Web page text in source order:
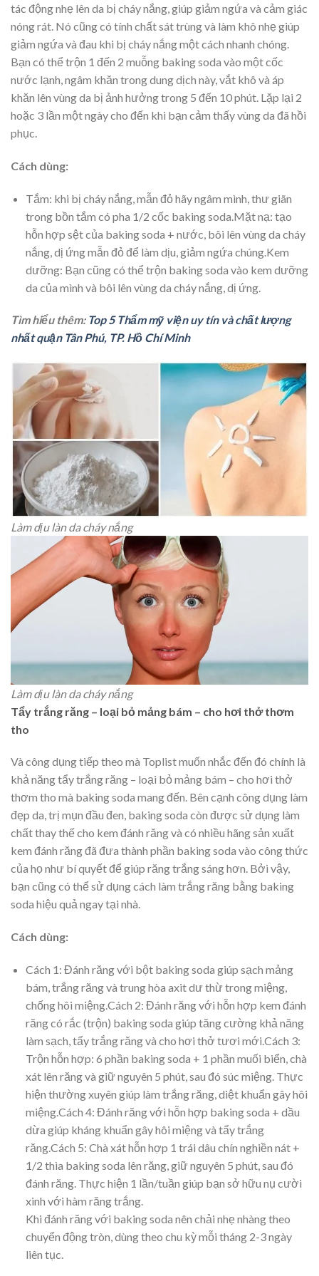
tác động nhẹ lên da bị cháy nắng, giúp giảm ngứa và cảm giác
nóng rát. Nó cũng có tính chất sát trùng và làm khô nhẹ giúp
giảm ngứa và đau khi bị cháy nắng một cách nhanh chóng.
Bạn có thể trộn 1 đến 2 muỗng baking soda vào một cốc
nước lạnh, ngâm khăn trong dung dịch này, vắt khô và áp
khăn lên vùng da bị ảnh hưởng trong 5 đến 10 phút. Lặp lại 2
hoặc 3 lần một ngày cho đến khi bạn cảm thấy vùng da đã hồi
phục.
Cách dùng:
Tắm: khi bị cháy nắng, mẫn đỏ hãy ngâm mình, thư giãn
trong bồn tắm có pha 1/2 cốc baking soda.Mặt nạ: tạo
hỗn hợp sệt của baking soda + nước, bôi lên vùng da cháy
nắng, dị ứng mẫn đỏ để làm dịu, giảm ngứa chúng.Kem
dưỡng: Bạn cũng có thể trộn baking soda vào kem dưỡng
da của mình và bôi lên vùng da cháy nắng, dị ứng.
Tìm hiểu thêm: Top 5 Thẩm mỹ viện uy tín và chất lượng
nhất quận Tân Phú, TP. Hồ Chí Minh
Làm dịu làn da cháy nắng
Làm dịu làn da cháy nắng
Tẩy trắng răng – loại bỏ mảng bám – cho hơi thở thơm
tho
Và công dụng tiếp theo mà Toplist muốn nhắc đến đó chính là
khả năng tẩy trắng răng – loại bỏ mảng bám – cho hơi thở
thơm tho mà baking soda mang đến. Bên cạnh công dụng làm
đẹp da, trị mụn đầu đen, baking soda còn được sử dụng làm
chất thay thế cho kem đánh răng và có nhiều hãng sản xuất
kem đánh răng đã đưa thành phần baking soda vào công thức
của họ như bí quyết để giúp răng trắng sáng hơn. Bởi vậy,
bạn cũng có thể sử dụng cách làm trắng răng bằng baking
soda hiệu quả ngay tại nhà.
Cách dùng:
Cách 1: Đánh răng với bột baking soda giúp sạch mảng
bám, trắng răng và trung hòa axit dư thừ trong miệng,
chống hôi miệng.Cách 2: Đánh răng với hỗn hợp kem đánh
răng có rắc (trộn) baking soda giúp tăng cường khả năng
làm sạch, tẩy trắng răng và cho hơi thở tươi mới.Cách 3:
Trộn hỗn hợp: 6 phần baking soda + 1 phần muối biển, chà
xát lên răng và giữ nguyên 5 phút, sau đó súc miệng. Thực
hiện thường xuyên giúp làm trắng răng, diệt khuẩn gây hôi
miệng.Cách 4: Đánh răng với hỗn hợp baking soda + dầu
dừa giúp kháng khuẩn gây hôi miệng và tẩy trắng
răng.Cách 5: Chà xát hỗn hợp 1 trái dâu chín nghiền nát +
1/2 thìa baking soda lên răng, giữ nguyên 5 phút, sau đó
đánh răng. Thực hiện 1 lần/tuần giúp bạn sở hữu nụ cười
xinh với hàm răng trắng.
Khi đánh răng với baking soda nên chải nhẹ nhàng theo
chuyển động tròn, dùng theo chu kỳ mỗi tháng 2-3 ngày
liên tục.